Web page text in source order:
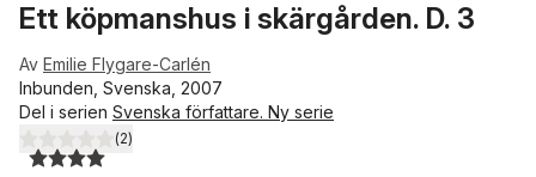
Ett köpmanshus i skärgården. D. 3
Av Emilie Flygare-Carlén
Inbunden, Svenska, 2007
Del i serien Svenska författare. Ny serie
4,0utav 5 stjärnor. Totalt antal röster:
(2)